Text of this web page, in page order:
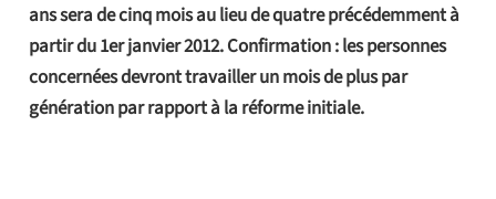
ans sera de cinq mois au lieu de quatre précédemment à
partir du 1er janvier 2012. Confirmation : les personnes
concernées devront travailler un mois de plus par
génération par rapport à la réforme initiale.